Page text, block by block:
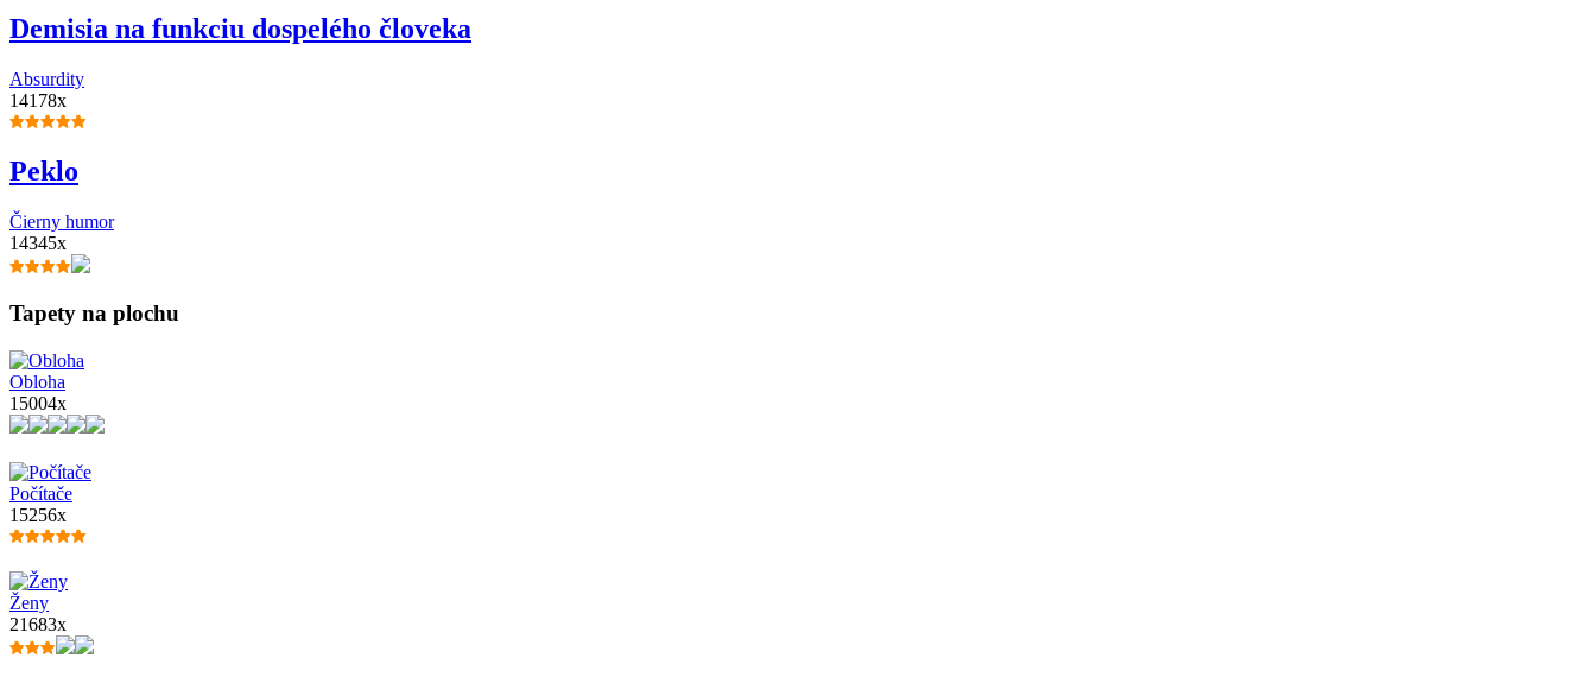
Demisia na funkciu dospelého človeka
Absurdity
14178x
Peklo
Čierny humor
14345x
Tapety na plochu
Obloha
15004x
Počítače
15256x
Ženy
21683x